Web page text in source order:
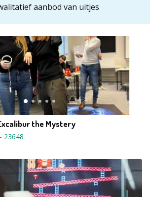
aanbod van uitjes
the Mystery
- 23648